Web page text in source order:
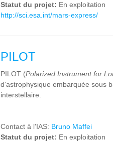
Statut du projet: En exploitation
http://sci.esa.int/mars-express/
PILOT
PILOT (Polarized Instrument for
d'astrophysique embarquée sous
interstellaire.
Contact à l'IAS: Bruno Maffei
Statut du projet: En exploitation